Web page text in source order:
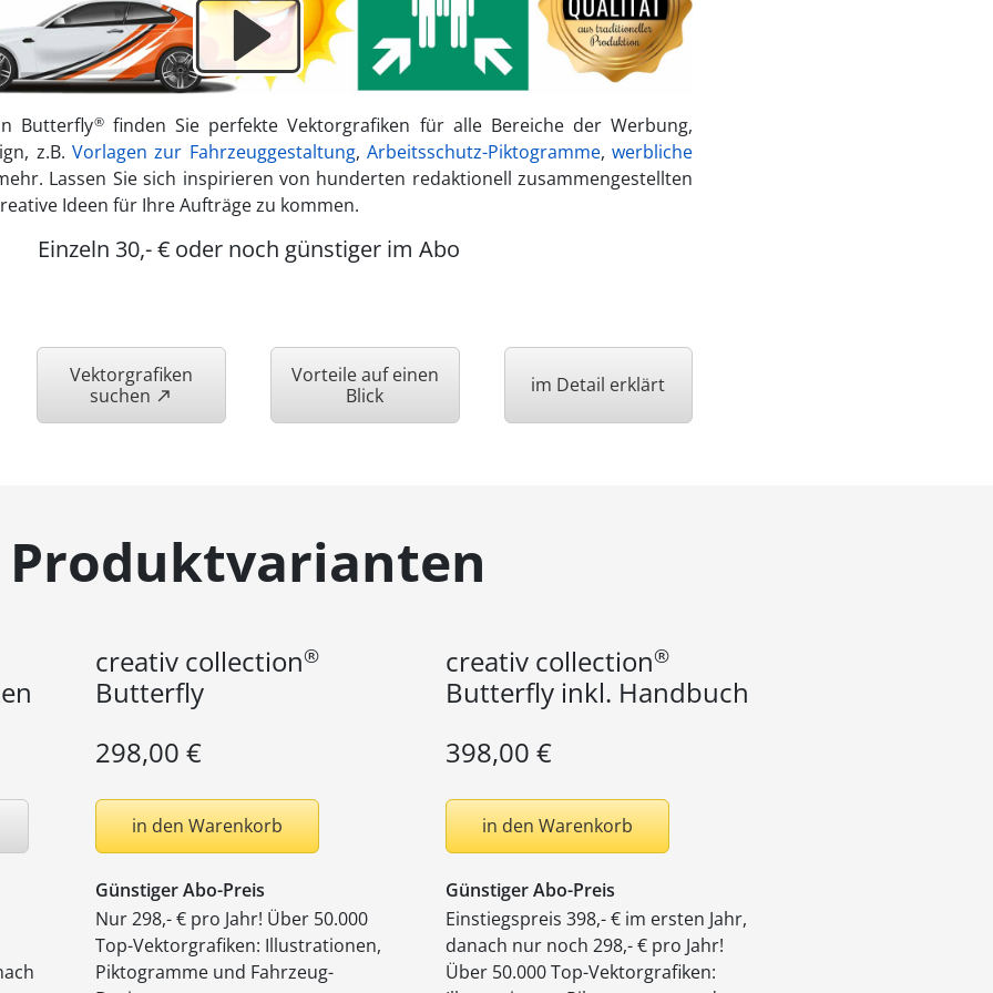
Butterfly®finden Sie perfekte Vektorgrafiken für alle Bereiche der Werbung,
z.B. Vorlagen zur Fahrzeuggestaltung,Arbeitsschutz-Piktogramme,werbliche
Lassen Sie sich inspirieren von hunderten redaktionell zusammengestellten
Ideen für Ihre Aufträge zu kommen.
Einzeln 30,- € oder noch günstiger im Abo
Vektorgrafiken
suchen
Vorteile auf einen
Blick
im Detail erklärt
Produktvarianten
creativ collection®
Butterfly
298,00 €
in den Warenkorb
Günstiger Abo-Preis
Nur 298,- € pro Jahr! Über 50.000
Top-Vektorgrafiken: Illustrationen,
Piktogramme und Fahrzeug-
creativ collection®
Butterfly inkl. Handbuch
398,00 €
in den Warenkorb
Günstiger Abo-Preis
Einstiegspreis 398,- € im ersten Jahr,
danach nur noch 298,- € pro Jahr!
Über 50.000 Top-Vektorgrafiken: